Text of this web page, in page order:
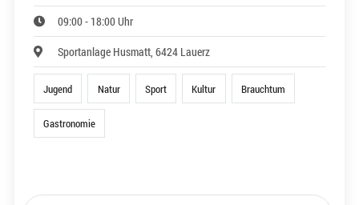
09:00 - 18:00 Uhr
Sportanlage Husmatt, 6424 Lauerz
Jugend Natur Sport Kultur Brauchtum
Gastronomie